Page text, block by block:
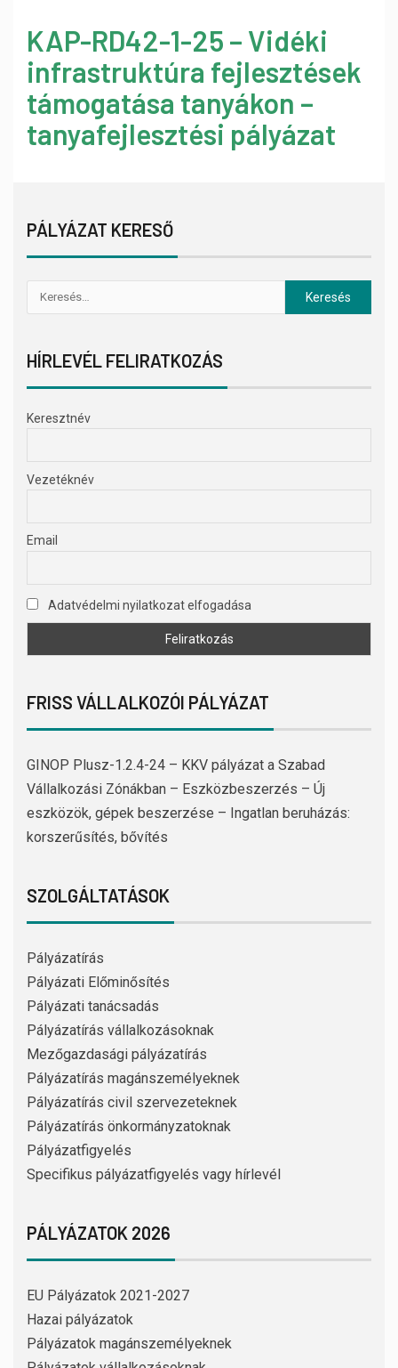
KAP-RD42-1-25 – Vidéki
infrastruktúra fejlesztések
támogatása tanyákon –
tanyafejlesztési pályázat
PÁLYÁZAT KERESŐ
HÍRLEVÉL FELIRATKOZÁS
Keresztnév
Vezetéknév
Email
Adatvédelmi nyilatkozat elfogadása
FRISS VÁLLALKOZÓI PÁLYÁZAT
GINOP Plusz-1.2.4-24 – KKV pályázat a Szabad
Vállalkozási Zónákban – Eszközbeszerzés – Új
eszközök, gépek beszerzése – Ingatlan beruházás:
korszerűsítés, bővítés
SZOLGÁLTATÁSOK
Pályázatírás
Pályázati Előminősítés
Pályázati tanácsadás
Pályázatírás vállalkozásoknak
Mezőgazdasági pályázatírás
Pályázatírás magánszemélyeknek
Pályázatírás civil szervezeteknek
Pályázatírás önkormányzatoknak
Pályázatfigyelés
Specifikus pályázatfigyelés vagy hírlevél
PÁLYÁZATOK 2026
EU Pályázatok 2021-2027
Hazai pályázatok
Pályázatok magánszemélyeknek